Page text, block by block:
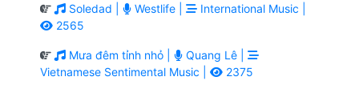
Soledad | Westlife |
International Music |
2565
Mưa đêm tỉnh nhỏ |
Quang Lê |
Vietnamese Sentimental Music |
2375